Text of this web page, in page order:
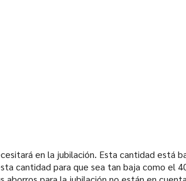
en la jubilación. Esta cantidad está
cantidad para que sea tan baja como el